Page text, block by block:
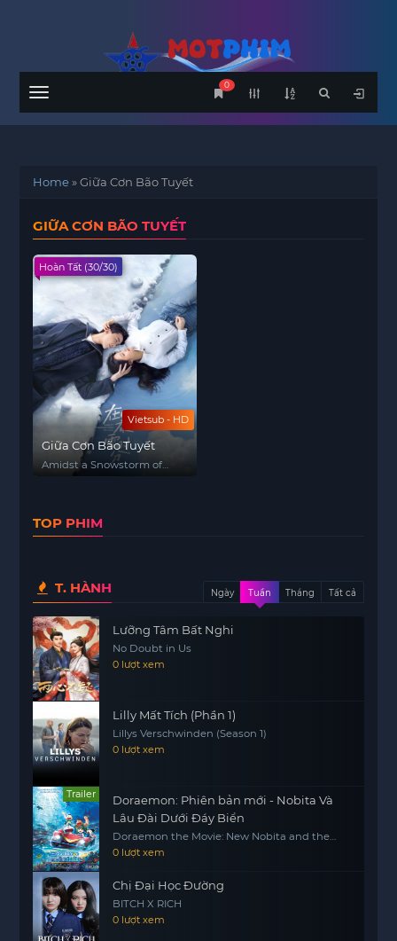
Menu
0
Home»Giữa Cơn Bão Tuyết
GIỮA CƠN BÃO TUYẾT
Vietsub - HD
Hoàn Tất (30/30)
Giữa Cơn Bão Tuyết
Amidst a Snowstorm of
TOP PHIM
T. HÀNH Ngày Tuần Tháng Tất cả
Lưỡng Tâm Bất Nghi
No Doubt in Us
0 lượt xem
Lilly Mất Tích (Phần 1)
Lillys Verschwinden (Season 1)
0 lượt xem
Trailer
Doraemon: Phiên bản mới - Nobita Và
Lâu Đài Dưới Đáy Biển
Doraemon the Movie: New Nobita and the
Castle of the Undersea Devil
0 lượt xem
Chị Đại Học Đường
BITCH X RICH
0 lượt xem